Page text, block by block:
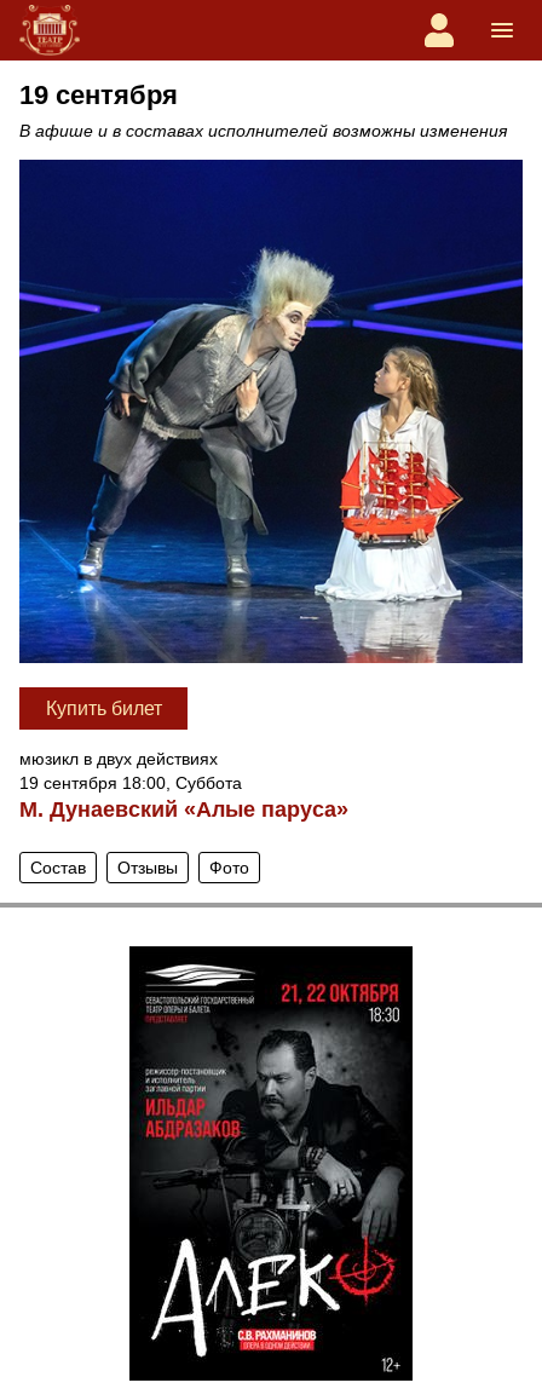
19 сентября
В афише и в составах исполнителей возможны изменения
Купить билет
мюзикл в двух действиях
19 сентября 18:00, Суббота
М. Дунаевский «Алые паруса»
Состав Отзывы Фото